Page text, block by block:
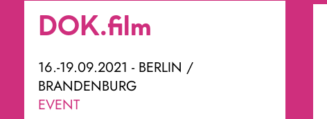
DOK.film
16.-19.09.2021 - BERLIN /
BRANDENBURG
EVENT